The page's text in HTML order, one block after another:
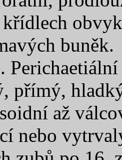
buněk.
přímý,
až
nebo